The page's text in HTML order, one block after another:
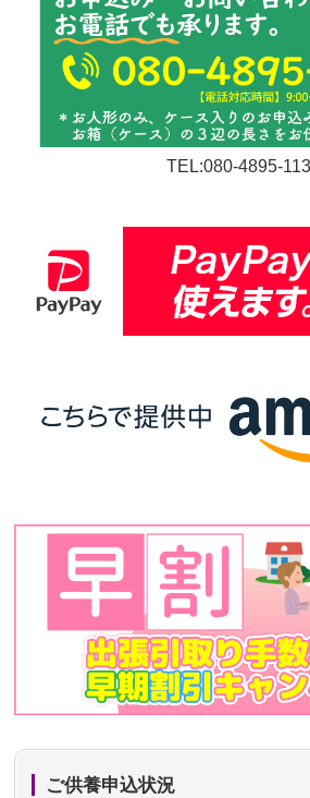
TEL:080-4895-
ご供養申込状況